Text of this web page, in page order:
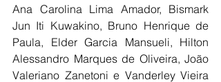
Ana Carolina Lima Amador, Bismark
Jun Iti Kuwakino, Bruno Henrique de
Paula, Elder Garcia Mansueli, Hilton
Alessandro Marques de Oliveira, João
Valeriano Zanetoni e Vanderley Vieira